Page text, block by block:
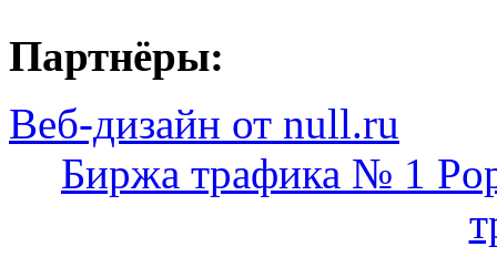
Партнёры:
Веб-дизайн от null.ru
Биржа трафика № 1